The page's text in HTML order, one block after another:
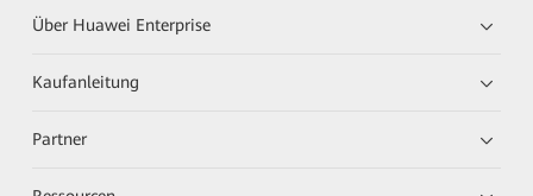
Über Huawei Enterprise
Kaufanleitung
Partner